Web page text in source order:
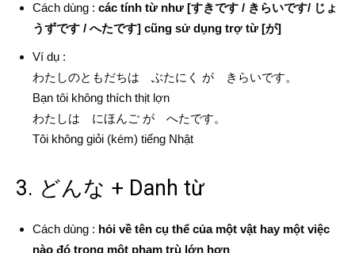
Cách dùng : các tính từ như [すきです / きらいです/ じょ
うずです / へたです] cũng sử dụng trợ từ [が]
Ví dụ :
わたしのともだちは ぶたにく が きらいです。
Bạn tôi không thích thịt lợn
わたしは にほんご が へたです。
Tôi không giỏi (kém) tiếng Nhật
3. どんな + Danh từ
Cách dùng : hỏi về tên cụ thể của một vật hay một việc
nào đó trong một phạm trù lớn hơn